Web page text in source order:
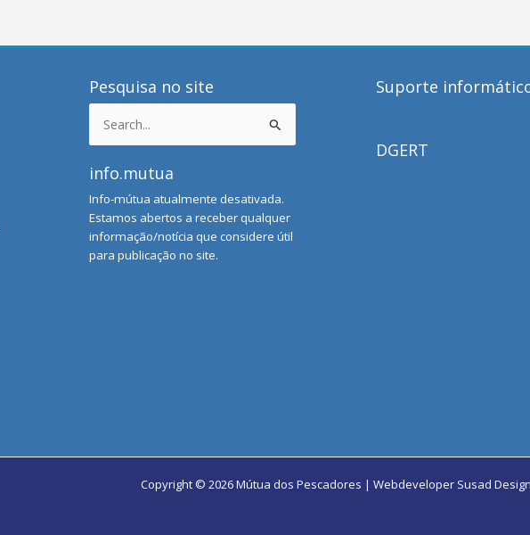
Pesquisa no site
Search
for:
info.mutua
Info-mútua atualmente desativada.
Estamos abertos a receber qualquer
informação/notícia que considere útil
para publicação no site.
Suporte
DGERT
Copyright © 2026 Mútua dos Pescadores | Webdeveloper Susad Design